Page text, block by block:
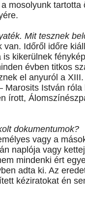
mosolyunk
Mit tesznek
van. Időről időre
kikerülnek
évben titkos
el anyuról a
Marosits István
írott,
dokumentumok?
vagy a
naplója vagy
mindenki ért
adta ki. Az
kéziratokat én